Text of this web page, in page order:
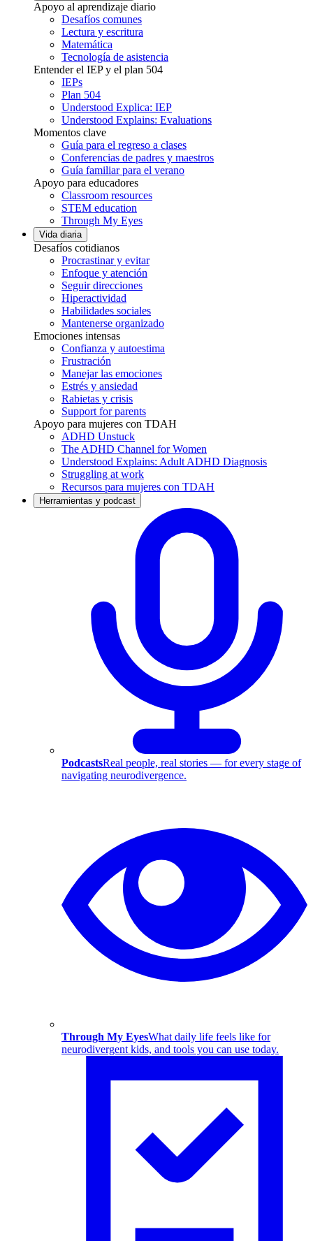
Apoyo al aprendizaje diario
Desafíos comunes
Lectura y escritura
Matemática
Tecnología de asistencia
Entender el IEP y el plan 504
IEPs
Plan 504
Understood Explica: IEP
Understood Explains: Evaluations
Momentos clave
Guía para el regreso a clases
Conferencias de padres y maestros
Guía familiar para el verano
Apoyo para educadores
Classroom resources
STEM education
Through My Eyes
Vida diaria
Desafíos cotidianos
Procrastinar y evitar
Enfoque y atención
Seguir direcciones
Hiperactividad
Habilidades sociales
Mantenerse organizado
Emociones intensas
Confianza y autoestima
Frustración
Manejar las emociones
Estrés y ansiedad
Rabietas y crisis
Support for parents
Apoyo para mujeres con TDAH
ADHD Unstuck
The ADHD Channel for Women
Understood Explains: Adult ADHD Diagnosis
Struggling at work
Recursos para mujeres con TDAH
Herramientas y podcast
PodcastsReal people, real stories — for every stage of
navigating neurodivergence.
Through My EyesWhat daily life feels like for
neurodivergent kids, and tools you can use today.